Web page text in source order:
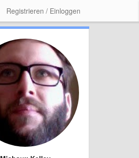
Registrieren / Einloggen